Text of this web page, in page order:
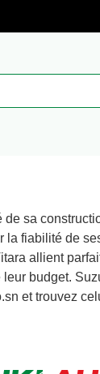
sa
fiabilité de
allient
budget.
et trouvez